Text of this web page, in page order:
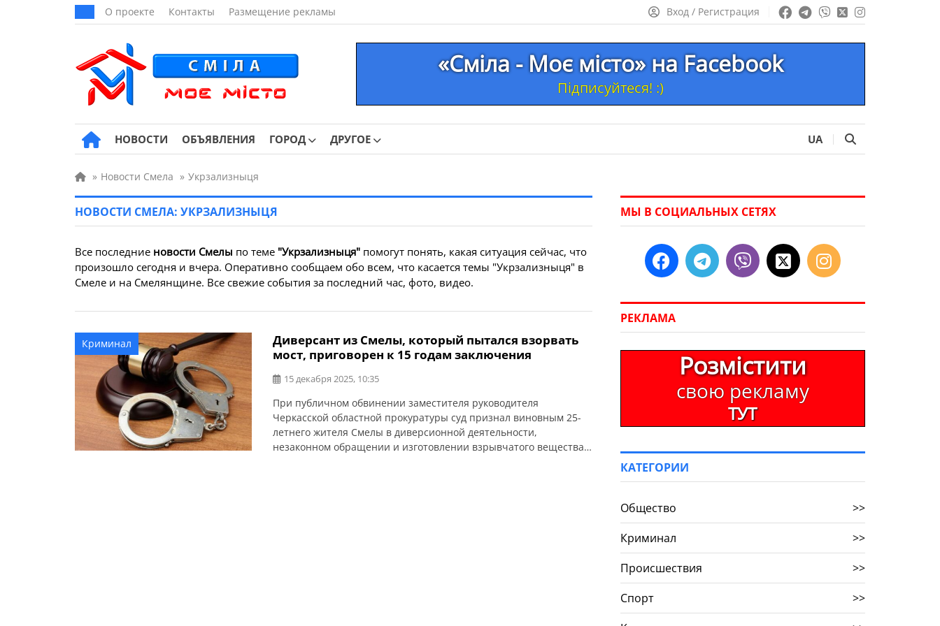
О проекте Контакты Размещение рекламы Вход / Регистрация
«Сміла - Моє місто» на Facebook
Підписуйтеся! :)
НОВОСТИ ОБЪЯВЛЕНИЯ ГОРОД ДРУГОЕ UA
» Новости Смела » Укрзализныця
НОВОСТИ СМЕЛА: УКРЗАЛИЗНЫЦЯ
Все последние новости Смелы по теме "Укрзализныця" помогут понять, какая ситуация сейчас, что
произошло сегодня и вчера. Оперативно сообщаем обо всем, что касается темы "Укрзализныця" в
Смеле и на Смелянщине. Все свежие события за последний час, фото, видео.
Криминал
Диверсант из Смелы, который пытался взорвать
мост, приговорен к 15 годам заключения
15 декабря 2025, 10:35
При публичном обвинении заместителя руководителя
Черкасской областной прокуратуры суд признал виновным 25-
летнего жителя Смелы в диверсионной деятельности,
незаконном обращении и изготовлении взрывчатого вещества
МЫ В СОЦИАЛЬНЫХ СЕТЯХ
РЕКЛАМА
Розмістити
свою рекламу
ТУТ
КАТЕГОРИИ
Общество
>>
Криминал
>>
Происшествия
>>
Спорт
>>